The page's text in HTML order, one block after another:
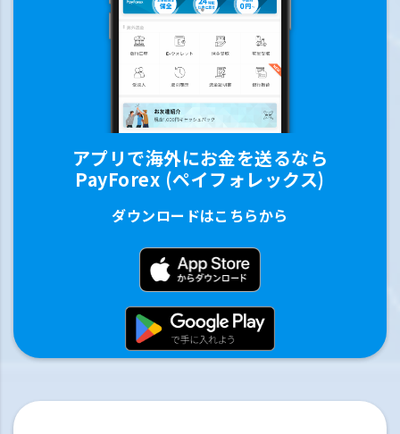
アプリで海外にお金を送るなら
PayForex (ペイフォレックス)
ダウンロードはこちらから